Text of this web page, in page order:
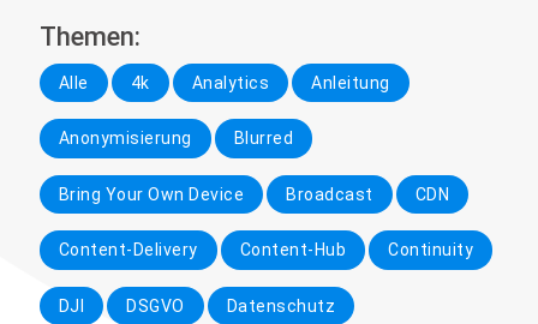
Themen:
Alle 4k Analytics Anleitung
Anonymisierung Blurred
Bring Your Own Device Broadcast CDN
Content-Delivery Content-Hub Continuity
DJI DSGVO Datenschutz